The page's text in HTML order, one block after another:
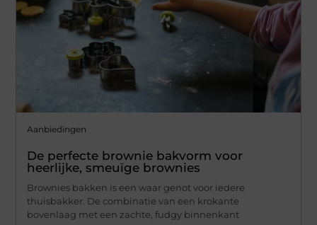
Aanbiedingen
De perfecte brownie bakvorm voor
heerlijke, smeuïge brownies
Brownies bakken is een waar genot voor iedere
thuisbakker. De combinatie van een krokante
bovenlaag met een zachte, fudgy binnenkant